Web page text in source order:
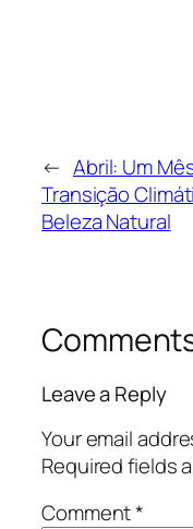
← Abril: Um
Transição
Beleza Natural
Leave a Reply
Your email
Required fields
Comment*